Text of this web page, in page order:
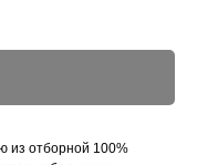
из отборной 100%